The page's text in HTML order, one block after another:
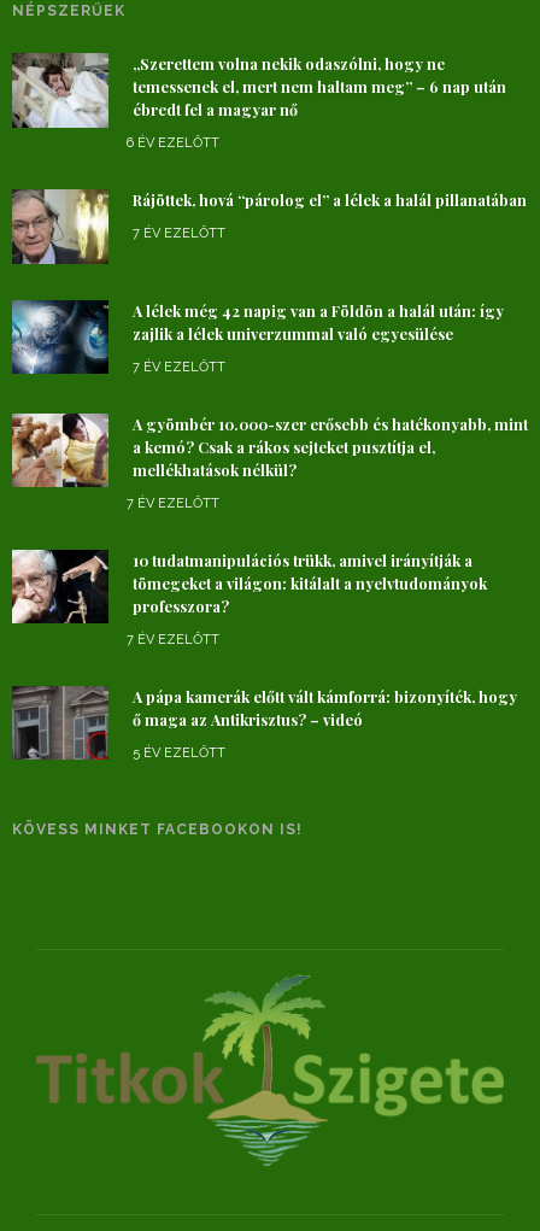
NÉPSZERŰEK
„Szerettem volna nekik odaszólni, hogy ne
temessenek el, mert nem haltam meg” – 6 nap után
ébredt fel a magyar nő
6 ÉV EZELŐTT
Rájöttek, hová “párolog el” a lélek a halál pillanatában
7 ÉV EZELŐTT
A lélek még 42 napig van a Földön a halál után: így
zajlik a lélek univerzummal való egyesülése
7 ÉV EZELŐTT
A gyömbér 10.000-szer erősebb és hatékonyabb, mint
a kemó? Csak a rákos sejteket pusztítja el,
mellékhatások nélkül?
7 ÉV EZELŐTT
10 tudatmanipulációs trükk, amivel irányítják a
tömegeket a világon: kitálalt a nyelvtudományok
professzora?
7 ÉV EZELŐTT
A pápa kamerák előtt vált kámforrá: bizonyíték, hogy
ő maga az Antikrisztus? – videó
5 ÉV EZELŐTT
KÖVESS MINKET FACEBOOKON IS!